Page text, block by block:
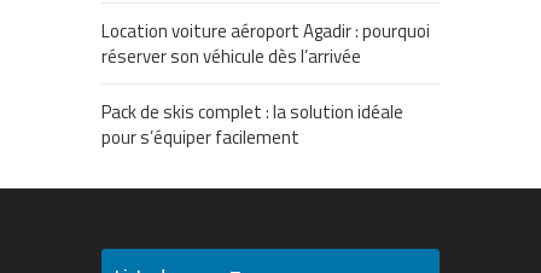
Location voiture aéroport Agadir : pourquoi
réserver son véhicule dès l’arrivée
Pack de skis complet : la solution idéale
pour s’équiper facilement